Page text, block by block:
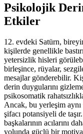
Psikolojik
Etkiler
12. evdeki Satürn,
kişilerde genellikle
yetersizlik hisleri
birleşince, rüyalar,
mesajlar gönderebilir.
derin duygularını
psikosomatik
Ancak, bu yerleşim
şifacı potansiyeli de
başkalarının acılarını
yolunda güçlü bir